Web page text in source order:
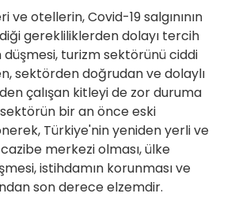
ve otellerin, Covid-19 salgınının
gerekliliklerden dolayı tercih
düşmesi, turizm sektörünü ciddi
sektörden doğrudan ve dolaylı
çalışan kitleyi de zor duruma
sektörün bir an önce eski
Türkiye'nin yeniden yerli ve
merkezi olması, ülke
istihdamın korunması ve
son derece elzemdir.